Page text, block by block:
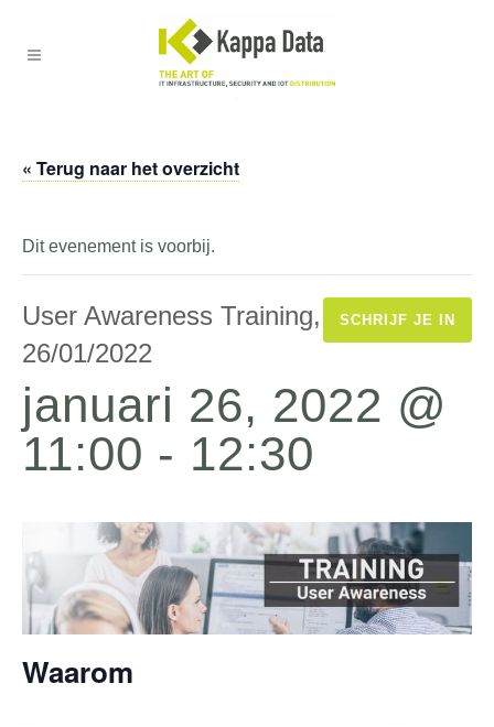
« Terug naar het overzicht
Dit evenement is voorbij.
SCHRIJF JE IN
User Awareness Training,
26/01/2022
januari 26, 2022 @
11:00 - 12:30
Waarom